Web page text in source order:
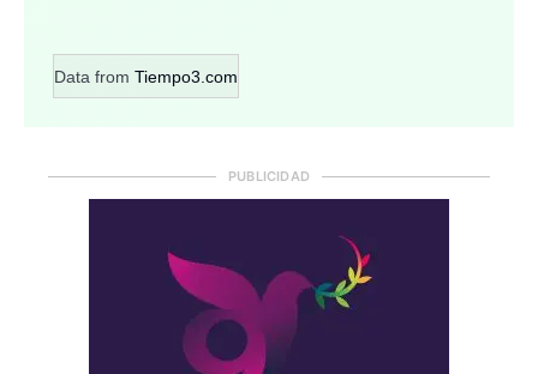
Data from Tiempo3.com
PUBLICIDAD